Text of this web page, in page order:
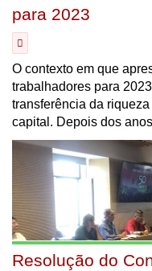
para 2023
O contexto em que
trabalhadores para
transferência da
capital. Depois dos
Resolução do